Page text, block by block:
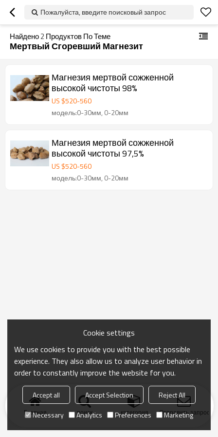
Пожалуйста, введите поисковый запрос
Найдено2 Продуктов По Теме
Мертвый Сгоревший Магнезит
Магнезия мертвой сожженной
высокой чистоты 98%
US $520-560
модель:0-30мм, 0-20мм
Магнезия мертвой сожженной
высокой чистоты 97,5%
US $520-560
модель:0-30мм, 0-20мм
Главная поиск категория Отправить запрос
Cookie settings
We use cookies to provide you with the best possible
experience. They also allow us to analyze user behavior in
order to constantly improve the website for you.
Accept all Accept Selection
Reject All
Necessary
Analytics Preferences Marketing